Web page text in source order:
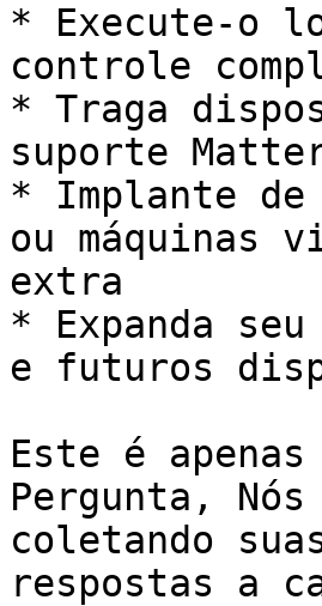
* Execute-o
controle
* Traga
suporte
* Implante de
ou máquinas
extra
* Expanda
e futuros
Este é
Pergunta, Nós
coletando
respostas a